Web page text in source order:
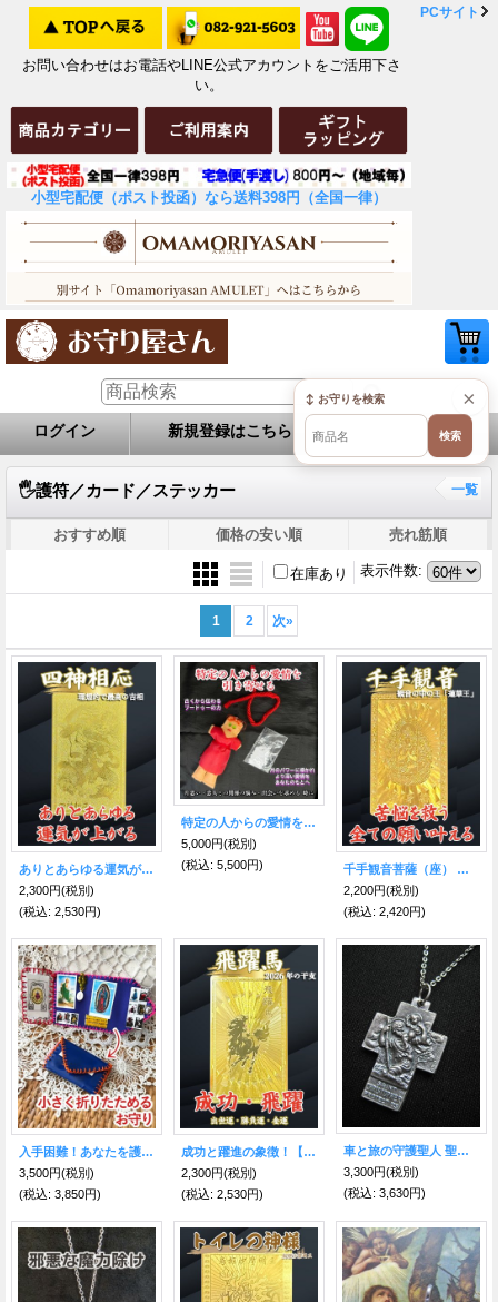
お問い合わせはお電話やLINE公式アカウントをご活用下さ
い。
小型宅配便（ポスト投函）なら送料398円（全国一律）
PCサイト
ログイン 新規登録はこちら お問い合せ
🖐️護符／カード／ステッカー 一覧
おすすめ順 価格の安い順 売れ筋順
表示件数:
在庫あり
1 2 次»
ありとあらゆる運気が上がる！四神相応★黄金護符（金）
2,300円(税別)
(税込: 2,530円)
特定の人からの愛情を引き寄せる！ブードゥー人形 赤 ME
5,000円(税別)
(税込: 5,500円)
千手観音菩薩（座） 金色護符〜千の眼と千の手で、苦悩を救いとり、全ての願い事を叶えてくれる
2,200円(税別)
(税込: 2,420円)
入手困難！あなたを護る聖人★キッチュなメキシコのお守り
3,500円(税別)
(税込: 3,850円)
成功と躍進の象徴！【飛躍馬】護符 ビジネス出世運・勝負運・金運のお守り【2026年の干支】
2,300円(税別)
(税込: 2,530円)
車と旅の守護聖人 聖クリストファー・メダイネックレス
3,300円(税別)
(税込: 3,630円)
×
↕ お守りを検索
検索